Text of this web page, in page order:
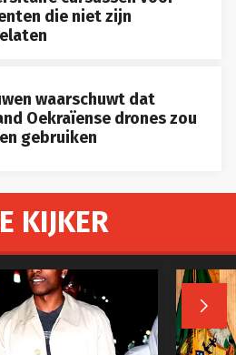
die niet zijn
waarschuwt dat
Oekraïense drones zou
gebruiken
KIJKER
